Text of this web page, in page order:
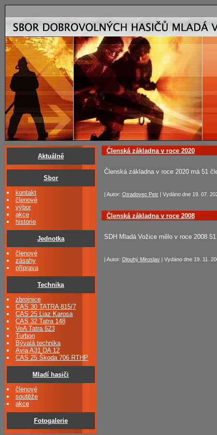
Aktuálně
Sbor
kontakt
členové
výbor
akce
historie
Jednotka
členové
zásahy
příprava
Technika
zbrojnice
CAS 30 TATRA 815/7
CAS 25 Liaz Karosa
CAS 32 Tatra 148
VeA Tatra 623
Turbon
Bývalá technika
Avia A31 DA 12
CAS 25 Škoda 706 RTHP
Mladí hasiči
členové
soutěže
akce
Fotogalerie
Členská základna v roce 2020
Členská základna v roce 2020 má 51
| Autor: Otradovec Petr | Vydáno dne 19. 07.
Členská základna v roce 2008
SDH Mladá Vožice mělo v roce 2008
| Autor: Dlouhý Miroslav | Vydáno dne 19. 11.